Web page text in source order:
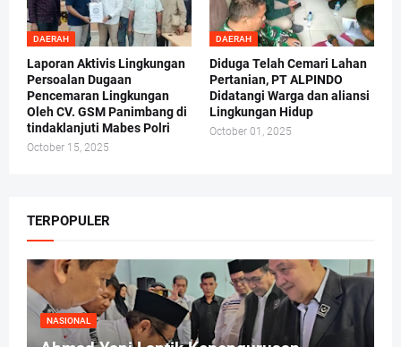
DAERAH
Laporan Aktivis Lingkungan
Persoalan Dugaan
Pencemaran Lingkungan
Oleh CV. GSM Panimbang di
tindaklanjuti Mabes Polri
October 15, 2025
DAERAH
Diduga Telah Cemari Lahan
Pertanian, PT ALPINDO
Didatangi Warga dan aliansi
Lingkungan Hidup
October 01, 2025
TERPOPULER
NASIONAL